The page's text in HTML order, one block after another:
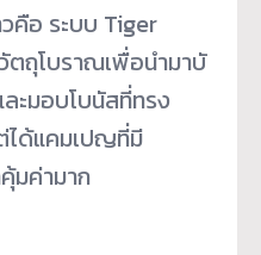
คือ ระบบ Tiger
ตถุโบราณเพื่อนำมาบั
ะมอบโบนัสที่ทรง
ได้แคมเปญที่มี
มค่ามาก